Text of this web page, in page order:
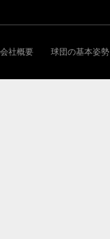
会社概要 球団の基本姿勢